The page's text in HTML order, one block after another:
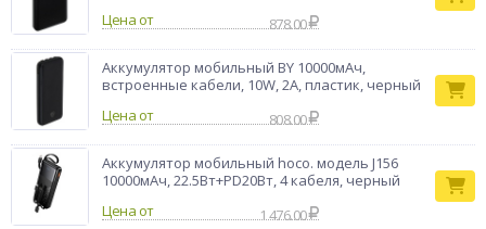
Цена от
878.00
Аккумулятор мобильный BY 10000мАч,
встроенные кабели, 10W, 2A, пластик, черный
Цена от
808.00
Аккумулятор мобильный hoco. модель J156
10000мАч, 22.5Вт+PD20Вт, 4 кабеля, черный
Цена от
1 476.00